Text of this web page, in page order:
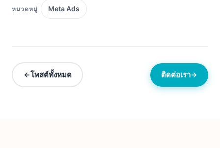
หมวดหมู่ Meta Ads
โพสต์ทั้งหมด ติดต่อเรา